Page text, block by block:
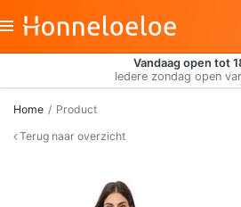
Vandaag open tot
Iedere zondag open
Home
Product
Terug naar overzicht